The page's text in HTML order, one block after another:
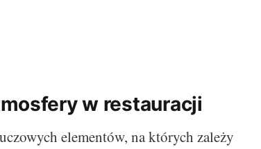
w restauracji
elementów, na których zależy